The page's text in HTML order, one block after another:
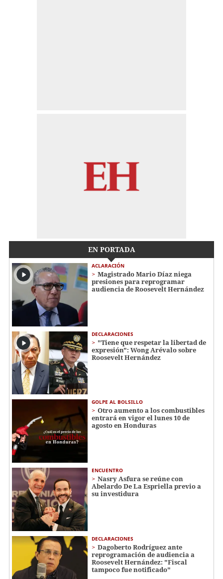
EN PORTADA
ACLARACIÓN
Magistrado Mario Díaz niega
presiones para reprogramar
audiencia de Roosevelt Hernández
DECLARACIONES
"Tiene que respetar la libertad de
expresión": Wong Arévalo sobre
Roosevelt Hernández
GOLPE AL BOLSILLO
Otro aumento a los combustibles
entrará en vigor el lunes 10 de
agosto en Honduras
ENCUENTRO
Nasry Asfura se reúne con
Abelardo De La Espriella previo a
su investidura
DECLARACIONES
Dagoberto Rodríguez ante
reprogramación de audiencia a
Roosevelt Hernández: "Fiscal
tampoco fue notificado"